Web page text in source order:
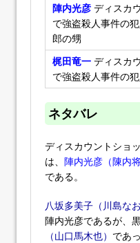
陣内光彦 ディスカ
で強盗殺人事件の
郎の甥
梶田竜一 ディスカ
で強盗殺人事件の犯
ネタバレ
ディスカウントショ
は、 陣内光彦（陳内将
である。
八坂多美子（川島なお
陣内光彦であるが、
（山口馬木也） であ